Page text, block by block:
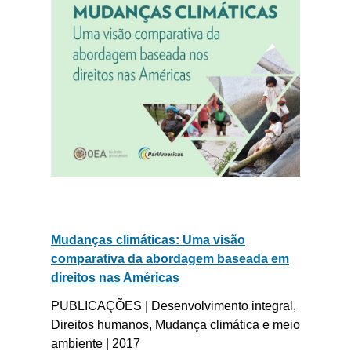
Mudanças climáticas: Uma visão
comparativa da abordagem baseada em
direitos nas Américas
PUBLICAÇÕES | Desenvolvimento integral,
Direitos humanos, Mudança climática e meio
ambiente | 2017